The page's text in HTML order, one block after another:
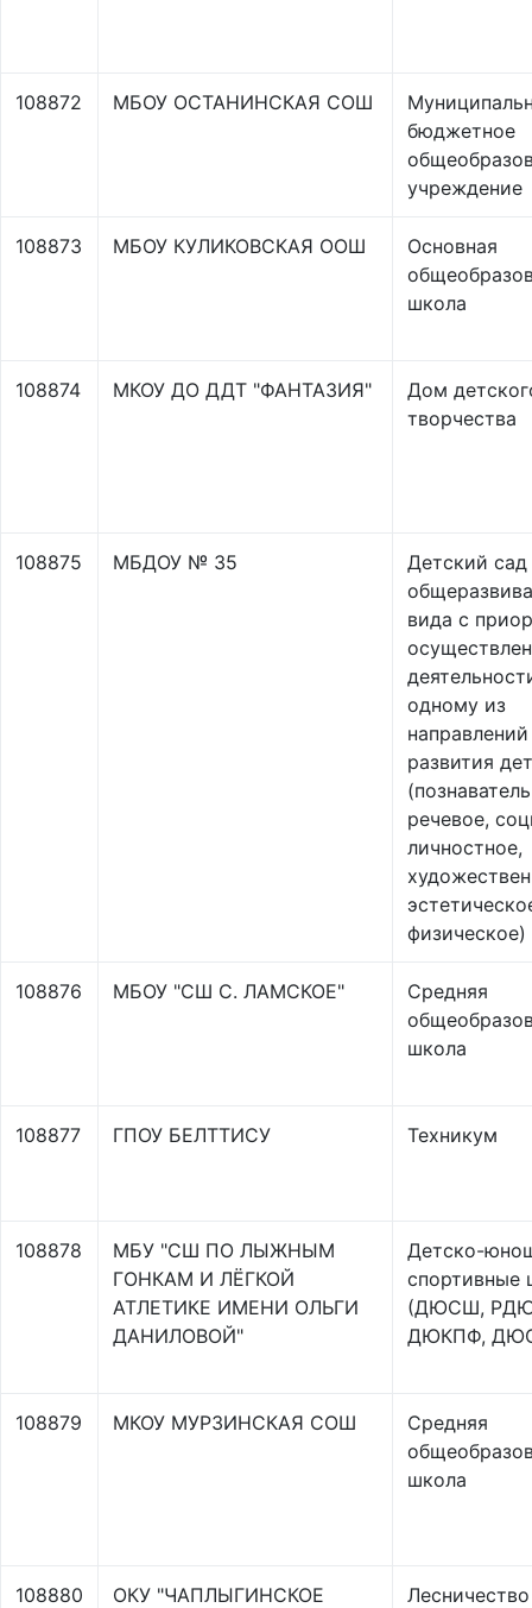
108872 МБОУ ОСТАНИНСКАЯ СОШ
бюджетное
учреждение
108873 МБОУ КУЛИКОВСКАЯ ООШ
Основная
школа
108874 МКОУ ДО ДДТ "ФАНТАЗИЯ"
Дом
творчества
108875 МБДОУ № 35
Детский сад
вида с
одному из
направлений
развития
речевое,
личностное,
физическое)
108876 МБОУ "СШ С. ЛАМСКОЕ"
Средняя
школа
108877 ГПОУ БЕЛТТИСУ Техникум
108878
МБУ "СШ ПО ЛЫЖНЫМ
ГОНКАМ И ЛЁГКОЙ
АТЛЕТИКЕ ИМЕНИ ОЛЬГИ
ДАНИЛОВОЙ"
Детско-
спортивные
(ДЮСШ,
ДЮКПФ,
108879 МКОУ МУРЗИНСКАЯ СОШ
Средняя
школа
108880 ОКУ "ЧАПЛЫГИНСКОЕ Лесничество